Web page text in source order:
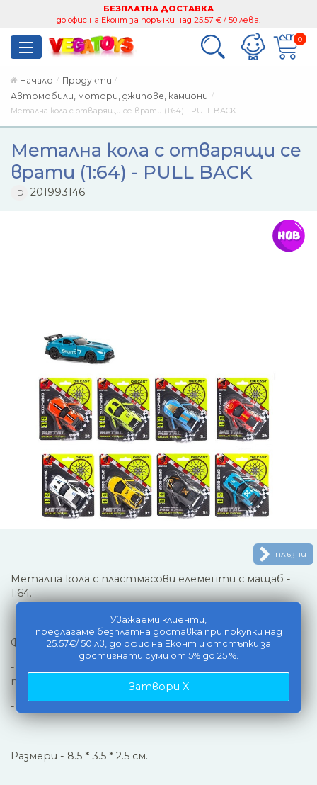
Уважаеми клиенти,
предлагаме безплатна доставка при покупки над
25.57€/ 50 лв, до офис на Еконт и отстъпки за
достигнати суми от 5% до 25 %.
Затвори X
БЕЗПЛАТНА ДОСТАВКА
до офис на Еконт за поръчки над 25.57 € / 50 лева.
0
Начало
Продукти
Автомобили, мотори, джипове, камиони
Метална кола с отварящи се врати (1:64) - PULL BACK
Метална кола с отварящи се
врати (1:64) - PULL BACK
ID 201993146
плъзни
Метална кола с пластмасови елементи с мащаб -
1:64.
Функции:
- PULL - BACK (дръпни назад и пусни и колата ще
тръгне напред),
- отварящи се врати.
Размери - 8.5 * 3.5 * 2.5 см.